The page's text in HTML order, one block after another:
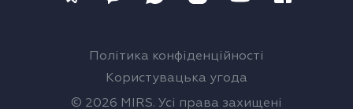
Політика конфіденційності
Користувацька угода
© 2026 MIRS. Усі права захищені